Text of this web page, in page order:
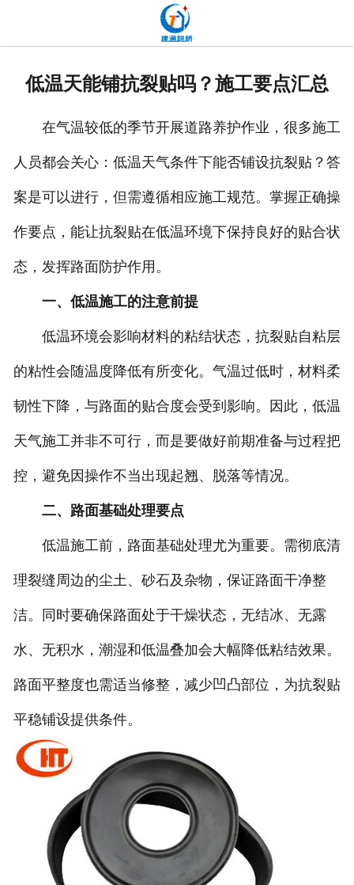
工程案例
低温天能铺抗裂贴吗？施工要点汇总
在气温较低的季节开展道路养护作业，很多施工
人员都会关心：低温天气条件下能否铺设抗裂贴？答
案是可以进行，但需遵循相应施工规范。掌握正确操
作要点，能让抗裂贴在低温环境下保持良好的贴合状
态，发挥路面防护作用。
一、低温施工的注意前提
低温环境会影响材料的粘结状态，抗裂贴自粘层
的粘性会随温度降低有所变化。气温过低时，材料柔
韧性下降，与路面的贴合度会受到影响。因此，低温
天气施工并非不可行，而是要做好前期准备与过程把
控，避免因操作不当出现起翘、脱落等情况。
二、路面基础处理要点
低温施工前，路面基础处理尤为重要。需彻底清
理裂缝周边的尘土、砂石及杂物，保证路面干净整
洁。同时要确保路面处于干燥状态，无结冰、无露
水、无积水，潮湿和低温叠加会大幅降低粘结效果。
路面平整度也需适当修整，减少凹凸部位，为抗裂贴
平稳铺设提供条件。